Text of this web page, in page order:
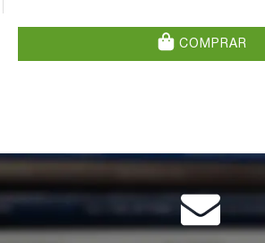
COMPRAR